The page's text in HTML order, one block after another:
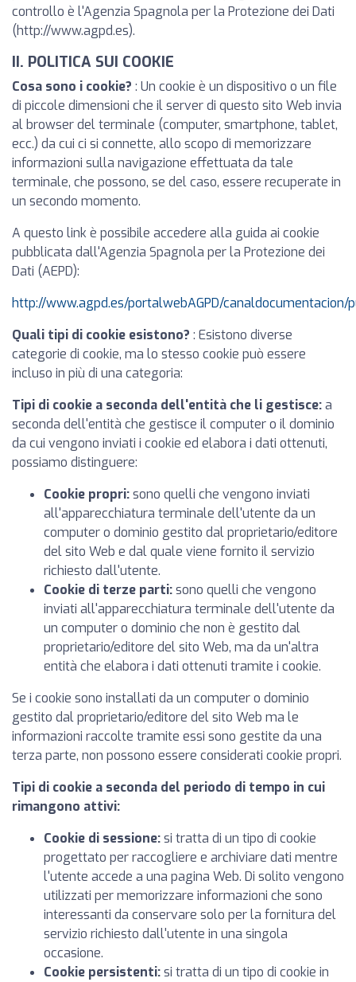
controllo è l'Agenzia Spagnola per la Protezione dei Dati
(http://www.agpd.es).
II. POLITICA SUI COOKIE
Cosa sono i cookie? : Un cookie è un dispositivo o un file
di piccole dimensioni che il server di questo sito Web invia
al browser del terminale (computer, smartphone, tablet,
ecc.) da cui ci si connette, allo scopo di memorizzare
informazioni sulla navigazione effettuata da tale
terminale, che possono, se del caso, essere recuperate in
un secondo momento.
A questo link è possibile accedere alla guida ai cookie
pubblicata dall'Agenzia Spagnola per la Protezione dei
Dati (AEPD):
http://www.agpd.es/portalwebAGPD/canaldocumentacion/
Quali tipi di cookie esistono? : Esistono diverse
categorie di cookie, ma lo stesso cookie può essere
incluso in più di una categoria:
Tipi di cookie a seconda dell'entità che li gestisce:a
seconda dell'entità che gestisce il computer o il dominio
da cui vengono inviati i cookie ed elabora i dati ottenuti,
possiamo distinguere:
Cookie propri:sono quelli che vengono inviati
all'apparecchiatura terminale dell'utente da un
computer o dominio gestito dal proprietario/editore
del sito Web e dal quale viene fornito il servizio
richiesto dall'utente.
Cookie di terze parti:sono quelli che vengono
inviati all'apparecchiatura terminale dell'utente da
un computer o dominio che non è gestito dal
proprietario/editore del sito Web, ma da un'altra
entità che elabora i dati ottenuti tramite i cookie.
Se i cookie sono installati da un computer o dominio
gestito dal proprietario/editore del sito Web ma le
informazioni raccolte tramite essi sono gestite da una
terza parte, non possono essere considerati cookie propri.
Tipi di cookie a seconda del periodo di tempo in cui
rimangono attivi:
Cookie di sessione:si tratta di un tipo di cookie
progettato per raccogliere e archiviare dati mentre
l'utente accede a una pagina Web. Di solito vengono
utilizzati per memorizzare informazioni che sono
interessanti da conservare solo per la fornitura del
servizio richiesto dall'utente in una singola
occasione.
Cookie persistenti:si tratta di un tipo di cookie in